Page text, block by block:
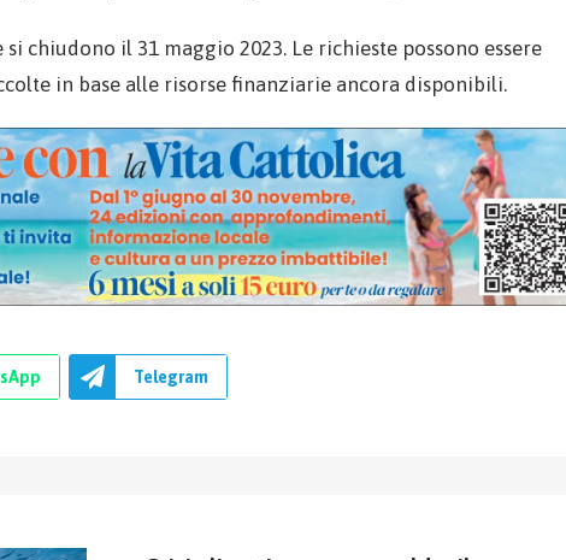
chiudono il 31 maggio 2023. Le richieste possono essere
in base alle risorse finanziarie ancora disponibili.
Telegram